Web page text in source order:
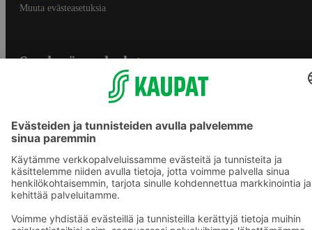
Muuta evästeasetuksia
S-ryhmän palvelut
Yhteishyvä Ruoka -sovellus
S-ostoslista -sovellus
Prisma.fi
Sokos.fi
S-Pankki
Sokos Hotels